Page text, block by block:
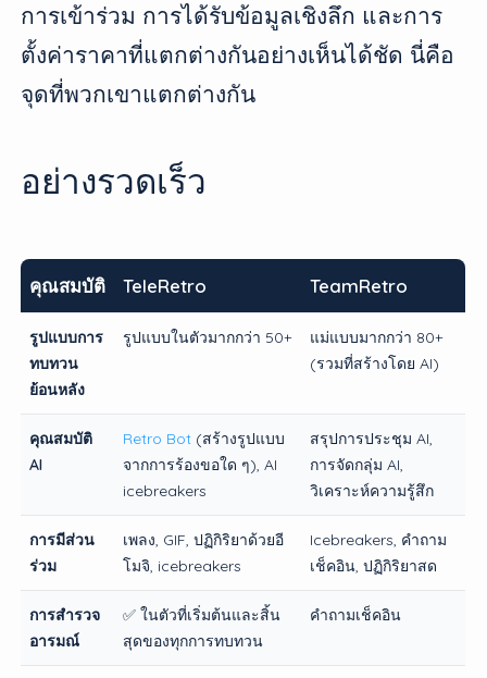
การเข้าร่วม การได้รับข้อมูลเชิงลึก และการ
ตั้งค่าราคาที่แตกต่างกันอย่างเห็นได้ชัด นี่คือ
จุดที่พวกเขาแตกต่างกัน
อย่างรวดเร็ว
คุณสมบัติ TeleRetro TeamRetro
รูปแบบการ
ทบทวน
ย้อนหลัง
รูปแบบในตัวมากกว่า 50+
แม่แบบมากกว่า 80+
(รวมที่สร้างโดย AI)
คุณสมบัติ
AI
Retro Bot (สร้างรูปแบบ
จากการร้องขอใด ๆ), AI
icebreakers
สรุปการประชุม AI,
การจัดกลุ่ม AI,
วิเคราะห์ความรู้สึก
การมีส่วน
ร่วม
เพลง, GIF, ปฏิกิริยาด้วยอี
โมจิ, icebreakers
Icebreakers, คำถาม
เช็คอิน, ปฏิกิริยาสด
การสำรวจ
อารมณ์
✅ ในตัวที่เริ่มต้นและสิ้น
สุดของทุกการทบทวน
คำถามเช็คอิน